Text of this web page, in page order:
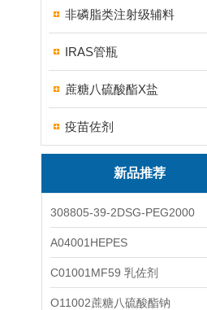
非磷脂类注射级辅料
IRAS管瓶
蔗糖八硫酸酯X盐
疫苗佐剂
新品推荐
308805-39-2DSG-PEG2000
A04001HEPES
C01001MF59 乳佐剂
O11002蔗糖八硫酸酯钠